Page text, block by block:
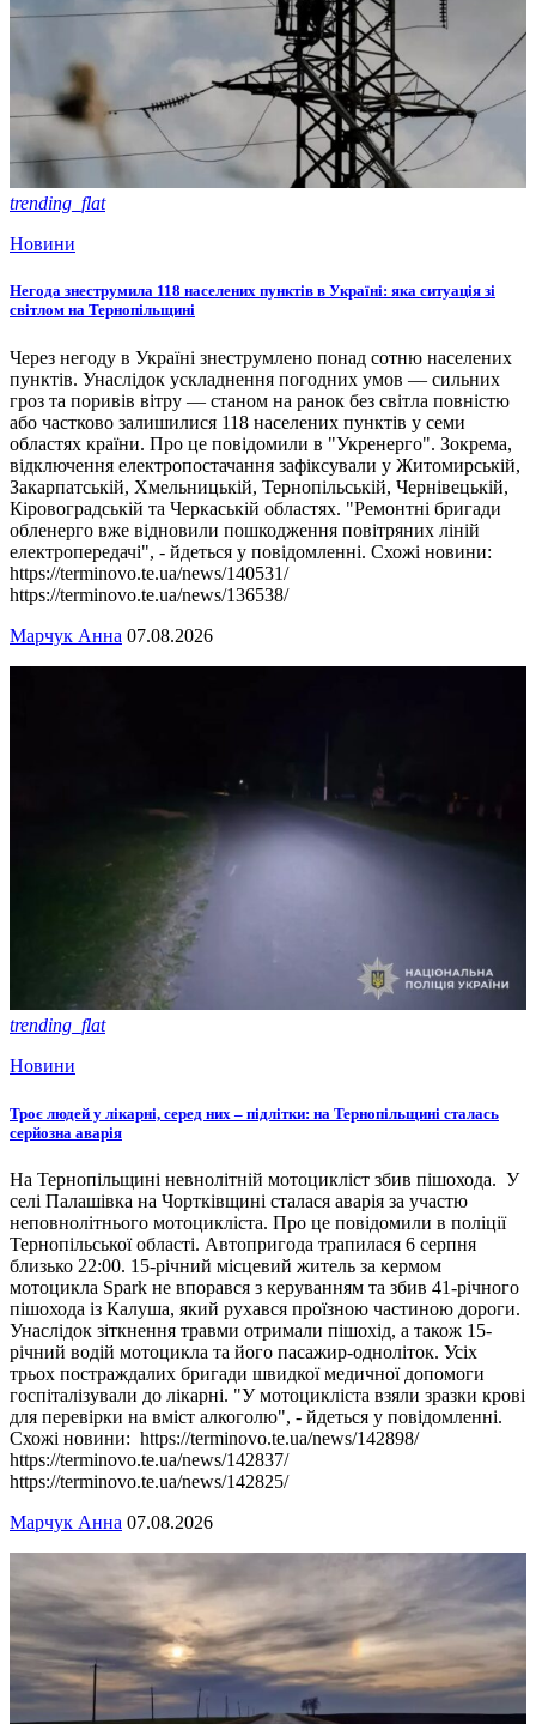
trending_flat
Новини
Негода знеструмила 118 населених пунктів в Україні: яка ситуація зі
світлом на Тернопільщині
Через негоду в Україні знеструмлено понад сотню населених
пунктів. Унаслідок ускладнення погодних умов — сильних
гроз та поривів вітру — станом на ранок без світла повністю
або частково залишилися 118 населених пунктів у семи
областях країни. Про це повідомили в "Укренерго". Зокрема,
відключення електропостачання зафіксували у Житомирській,
Закарпатській, Хмельницькій, Тернопільській, Чернівецькій,
Кіровоградській та Черкаській областях. "Ремонтні бригади
обленерго вже відновили пошкодження повітряних ліній
електропередачі", - йдеться у повідомленні. Схожі новини:
https://terminovo.te.ua/news/140531/
https://terminovo.te.ua/news/136538/
Марчук Анна 07.08.2026
trending_flat
Новини
Троє людей у лікарні, серед них – підлітки: на Тернопільщині сталась
серйозна аварія
На Тернопільщині невнолітній мотоцикліст збив пішохода. У
селі Палашівка на Чортківщині сталася аварія за участю
неповнолітнього мотоцикліста. Про це повідомили в поліції
Тернопільської області. Автопригода трапилася 6 серпня
близько 22:00. 15-річний місцевий житель за кермом
мотоцикла Spark не впорався з керуванням та збив 41-річного
пішохода із Калуша, який рухався проїзною частиною дороги.
Унаслідок зіткнення травми отримали пішохід, а також 15-
річний водій мотоцикла та його пасажир-одноліток. Усіх
трьох постраждалих бригади швидкої медичної допомоги
госпіталізували до лікарні. "У мотоцикліста взяли зразки крові
для перевірки на вміст алкоголю", - йдеться у повідомленні.
Схожі новини: https://terminovo.te.ua/news/142898/
https://terminovo.te.ua/news/142837/
https://terminovo.te.ua/news/142825/
Марчук Анна 07.08.2026